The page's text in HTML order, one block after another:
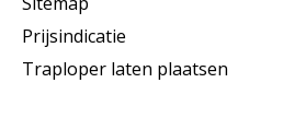
Prijsindicatie
Traploper laten plaatsen